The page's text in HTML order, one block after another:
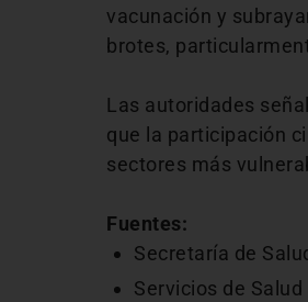
vacunación y
brotes,
Las autoridades
que la participación
sectores más
Fuentes:
Secretaría de
Servicios de Salud